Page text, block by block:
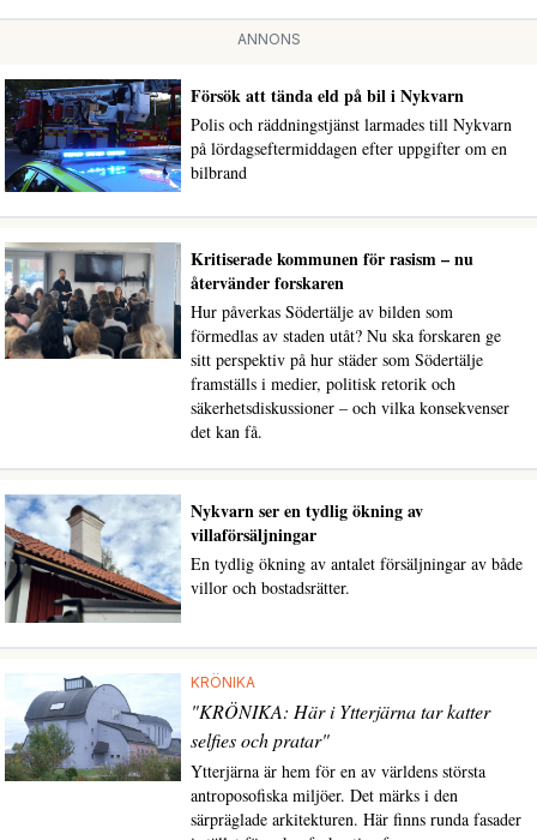
ANNONS
Försök att tända eld på bil i Nykvarn
Polis och räddningstjänst larmades till Nykvarn
på lördagseftermiddagen efter uppgifter om en
bilbrand
Kritiserade kommunen för rasism – nu
återvänder forskaren
Hur påverkas Södertälje av bilden som
förmedlas av staden utåt? Nu ska forskaren ge
sitt perspektiv på hur städer som Södertälje
framställs i medier, politisk retorik och
säkerhetsdiskussioner – och vilka konsekvenser
det kan få.
Nykvarn ser en tydlig ökning av
villaförsäljningar
En tydlig ökning av antalet försäljningar av både
villor och bostadsrätter.
KRÖNIKA
"KRÖNIKA: Här i Ytterjärna tar katter
selfies och pratar"
Ytterjärna är hem för en av världens största
antroposofiska miljöer. Det märks i den
särpräglade arkitekturen. Här finns runda fasader